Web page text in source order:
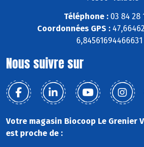
Téléphone : 03 84 28
Coordonnées GPS :
6,84561694466631
Nous suivre sur
Votre magasin Biocoop Le Grenier
est proche de :